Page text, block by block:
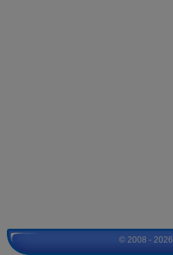
© 2008 - 2026